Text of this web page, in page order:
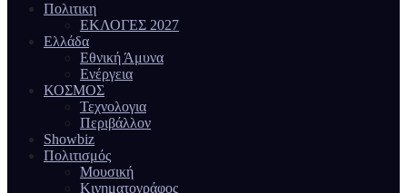
Πολιτικη
ΕΚΛΟΓΕΣ 2027
Ελλάδα
Εθνική Άμυνα
Ενέργεια
ΚΟΣΜΟΣ
Τεχνολογια
Περιβάλλον
Showbiz
Πολιτισμός
Μουσική
Κινηματογράφος